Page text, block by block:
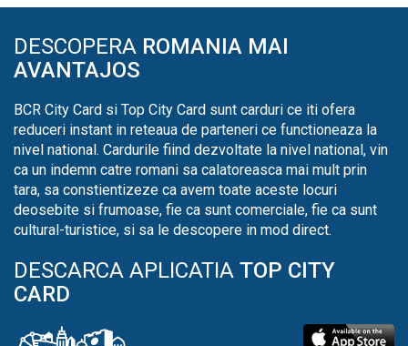
DESCOPERA ROMANIA MAI
AVANTAJOS
BCR City Card si Top City Card sunt carduri ce iti ofera
reduceri instant in reteaua de parteneri ce functioneaza la
nivel national. Cardurile fiind dezvoltate la nivel national, vin
ca un indemn catre romani sa calatoreasca mai mult prin
tara, sa constientizeze ca avem toate aceste locuri
deosebite si frumoase, fie ca sunt comerciale, fie ca sunt
cultural-turistice, si sa le descopere in mod direct.
DESCARCA APLICATIA TOP CITY
CARD